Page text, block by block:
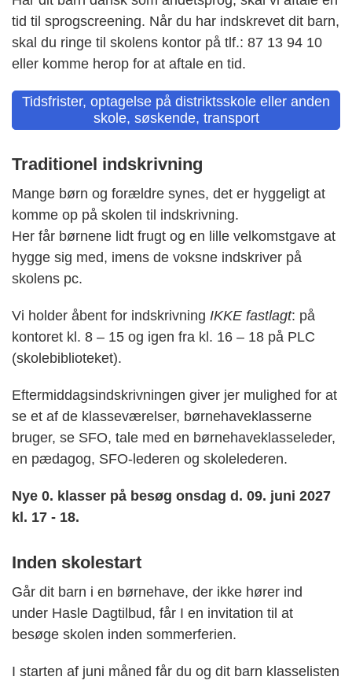
tid til sprogscreening. Når du har indskrevet dit barn,
skal du ringe til skolens kontor på tlf.: 87 13 94 10
eller komme herop for at aftale en tid.
Tidsfrister, optagelse på distriktsskole eller anden
skole, søskende, transport
Traditionel indskrivning
Mange børn og forældre synes, det er hyggeligt at
komme op på skolen til indskrivning.
Her får børnene lidt frugt og en lille velkomstgave at
hygge sig med, imens de voksne indskriver på
skolens pc.
Vi holder åbent for indskrivning IKKE fastlagt: på
kontoret kl. 8 – 15 og igen fra kl. 16 – 18 på PLC
(skolebiblioteket).
Eftermiddagsindskrivningen giver jer mulighed for at
se et af de klasseværelser, børnehaveklasserne
bruger, se SFO, tale med en børnehaveklasseleder,
en pædagog, SFO-lederen og skolelederen.
Nye 0. klasser på besøg onsdag d. 09. juni 2027
kl. 17 - 18.
Inden skolestart
Går dit barn i en børnehave, der ikke hører ind
under Hasle Dagtilbud, får I en invitation til at
besøge skolen inden sommerferien.
I starten af juni måned får du og dit barn klasselisten